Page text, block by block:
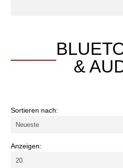
Farbe
Kabel-/Adapterart
&
Sortieren nach:
Anzeigen: